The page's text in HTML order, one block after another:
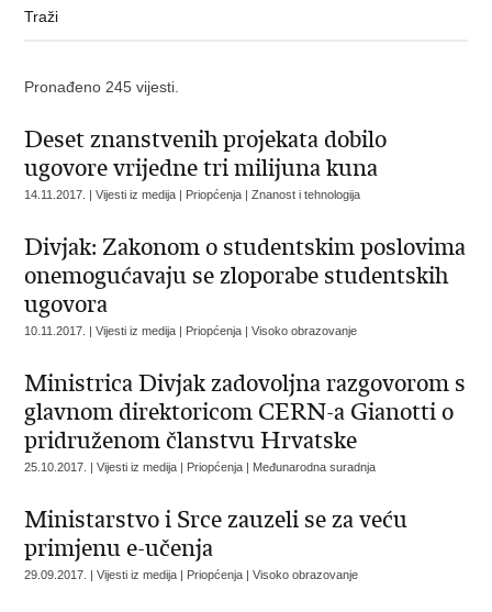
Pronađeno 245 vijesti.
Deset znanstvenih projekata dobilo
ugovore vrijedne tri milijuna kuna
14.11.2017. | Vijesti iz medija | Priopćenja | Znanost i tehnologija
Divjak: Zakonom o studentskim poslovima
onemogućavaju se zloporabe studentskih
ugovora
10.11.2017. | Vijesti iz medija | Priopćenja | Visoko obrazovanje
Ministrica Divjak zadovoljna razgovorom s
glavnom direktoricom CERN-a Gianotti o
pridruženom članstvu Hrvatske
25.10.2017. | Vijesti iz medija | Priopćenja | Međunarodna suradnja
Ministarstvo i Srce zauzeli se za veću
primjenu e-učenja
29.09.2017. | Vijesti iz medija | Priopćenja | Visoko obrazovanje